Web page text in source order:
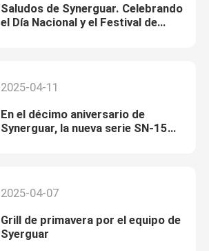
Saludos de Synerguar. Celebrando
el Día Nacional y el Festival de
2025-04-11
En el décimo aniversario de
Synerguar, la nueva serie SN-15
2025-04-07
Grill de primavera por el equipo de
Syerguar